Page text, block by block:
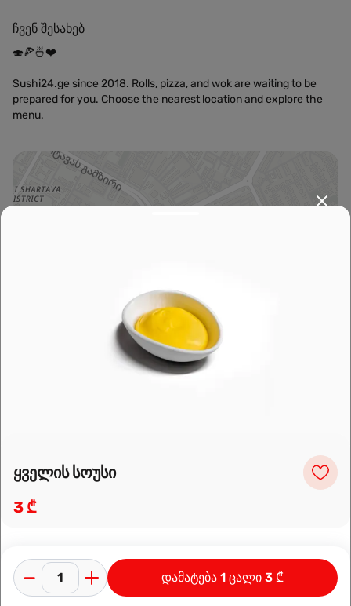
ჩვენ შესახებ
🍣🍕🍜❤️
Sushi24.ge since 2018. Rolls, pizza, and wok are waiting to be
prepared for you. Choose the nearest location and explore the
menu.
OpenFreeMap OpenMapTiles
მარშრუტის დაგეგმვა
ყველის სოუსი
3 ₾
დამატება 1 ცალი 3 ₾